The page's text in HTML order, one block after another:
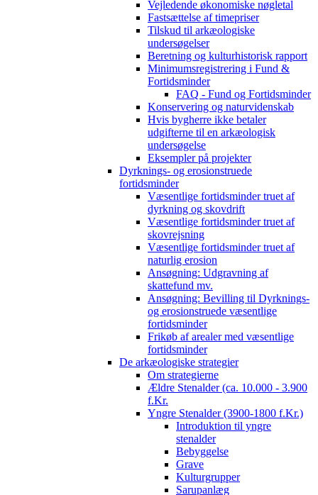
Vejledende økonomiske nøgletal
Fastsættelse af timepriser
Tilskud til arkæologiske
undersøgelser
Beretning og kulturhistorisk rapport
Minimumsregistrering i Fund &
Fortidsminder
FAQ - Fund og Fortidsminder
Konservering og naturvidenskab
Hvis bygherre ikke betaler
udgifterne til en arkæologisk
undersøgelse
Eksempler på projekter
Dyrknings- og erosionstruede
fortidsminder
Væsentlige fortidsminder truet af
dyrkning og skovdrift
Væsentlige fortidsminder truet af
skovrejsning
Væsentlige fortidsminder truet af
naturlig erosion
Ansøgning: Udgravning af
skattefund mv.
Ansøgning: Bevilling til Dyrknings-
og erosionstruede væsentlige
fortidsminder
Frikøb af arealer med væsentlige
fortidsminder
De arkæologiske strategier
Om strategierne
Ældre Stenalder (ca. 10.000 - 3.900
f.Kr.
Yngre Stenalder (3900-1800 f.Kr.)
Introduktion til yngre
stenalder
Bebyggelse
Grave
Kulturgrupper
Sarupanlæg